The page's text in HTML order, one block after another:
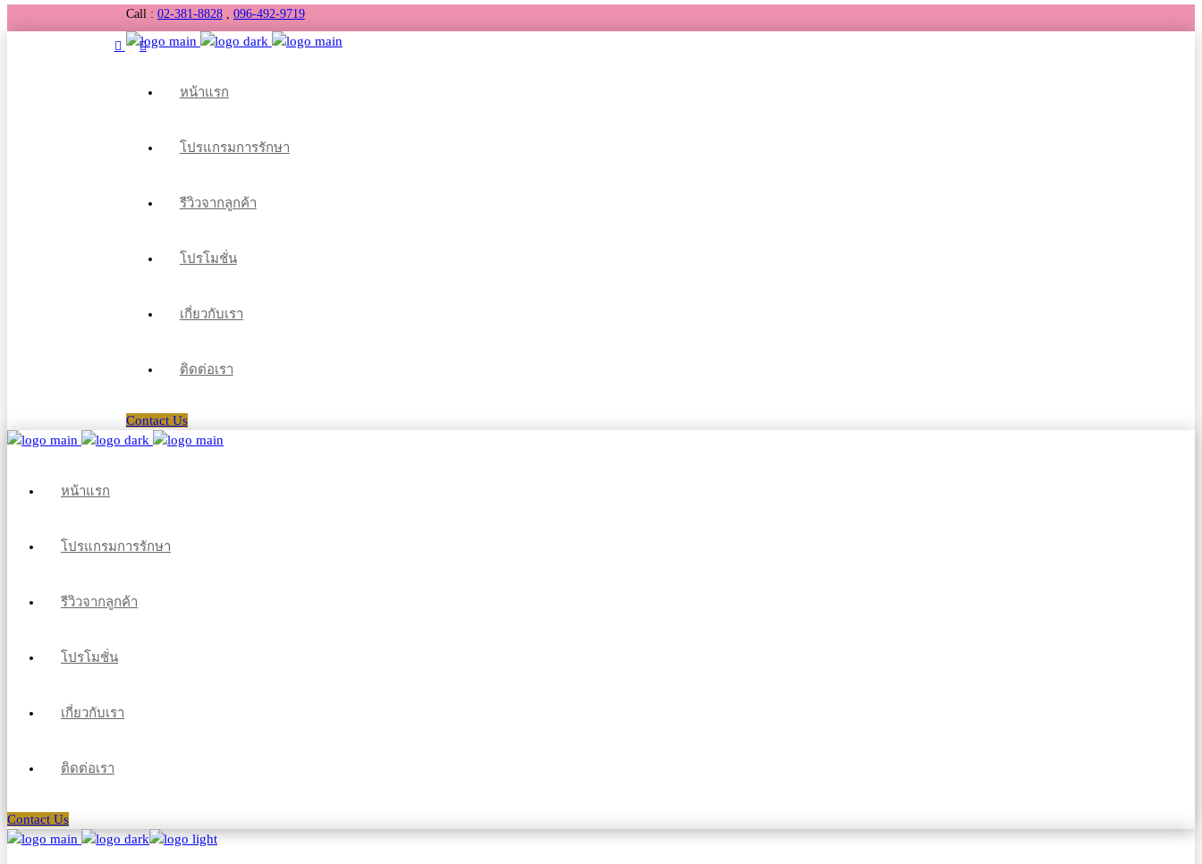
Call : 02-381-8828, 096-492-9719
หน้าแรก
โปรแกรมการรักษา
รีวิวจากลูกค้า
โปรโมชั่น
เกี่ยวกับเรา
ติดต่อเรา
Contact Us
หน้าแรก
โปรแกรมการรักษา
รีวิวจากลูกค้า
โปรโมชั่น
เกี่ยวกับเรา
ติดต่อเรา
Contact Us